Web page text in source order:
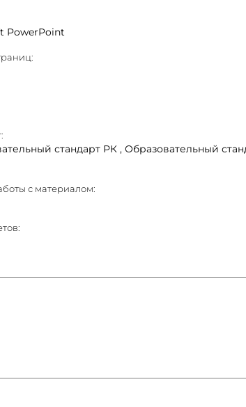
PowerPoint
стандарт РК , Образовательный
с материалом: